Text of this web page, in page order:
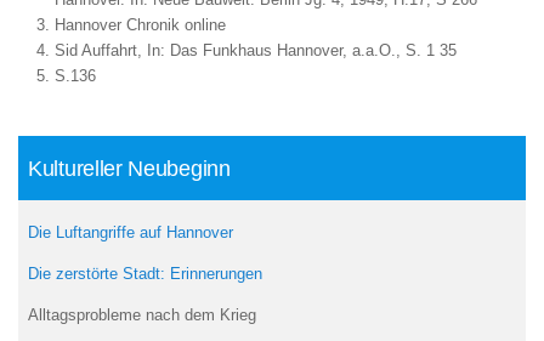
Hannover Chronik online
Sid Auffahrt, In: Das Funkhaus Hannover, a.a.O., S. 1 35
S.136
Kultureller Neubeginn
Die Luftangriffe auf Hannover
Die zerstörte Stadt: Erinnerungen
Alltagsprobleme nach dem Krieg